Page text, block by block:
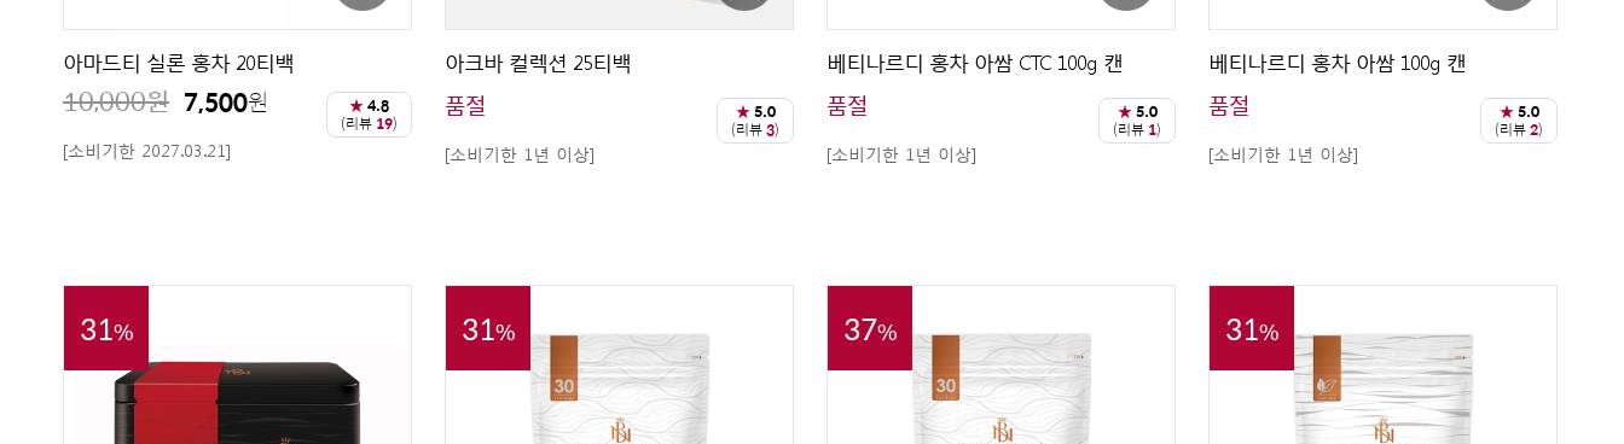
아마드티 실론 홍차 20티백
10,000원 7,500원 ★4.8
(리뷰 19)
[소비기한 2027.03.21]
아크바 컬렉션 25티백
품절 ★5.0
(리뷰3)
[소비기한 1년 이상]
베티나르디 홍차 아쌈 CTC 100g 캔
품절 ★5.0
(리뷰 1)
[소비기한 1년 이상]
베티나르디 홍차 아쌈 100g 캔
품절 ★5.0
(리뷰2)
[소비기한 1년 이상]
31% 31% 37% 31%